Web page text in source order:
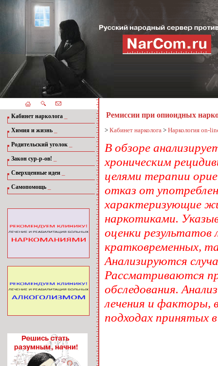
Кабинет нарколога
Химия и жизнь
Родительский уголок
Закон сур-р-ов!
Сверхценные идеи
Самопомощь
Ремиссии при опиоидных
> Кабинет нарколога > Наркология on-
В обзоре
хроническим
целями терапии
отказ от
характеризующие
наркотиками.
оценки результатов
кратковременных,
Анализируются
Рассматриваются
обследования.
лечения и факторы,
подходах принятых